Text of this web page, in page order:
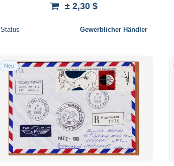
KERGUELEN T.A.A.F
± 2,30 $
Status Gewerblicher Händler
Neu